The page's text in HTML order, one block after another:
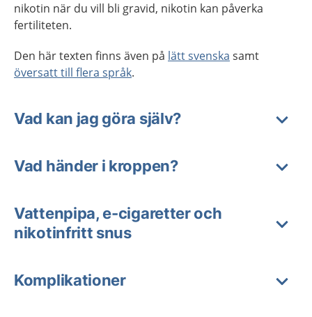
nikotin när du vill bli gravid, nikotin kan påverka
fertiliteten.
Den här texten finns även på lätt svenska samt
översatt till flera språk.
Vad kan jag göra själv?
Vad händer i kroppen?
Vattenpipa, e-cigaretter och
nikotinfritt snus
Komplikationer